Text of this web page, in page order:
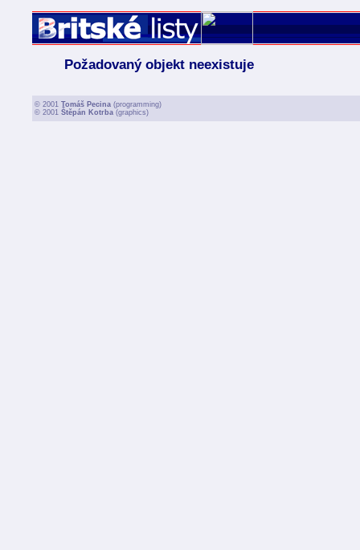
Požadovaný objekt neexistuje
© 2001 Tomáš Pecina (programming)
© 2001 Štěpán Kotrba (graphics)